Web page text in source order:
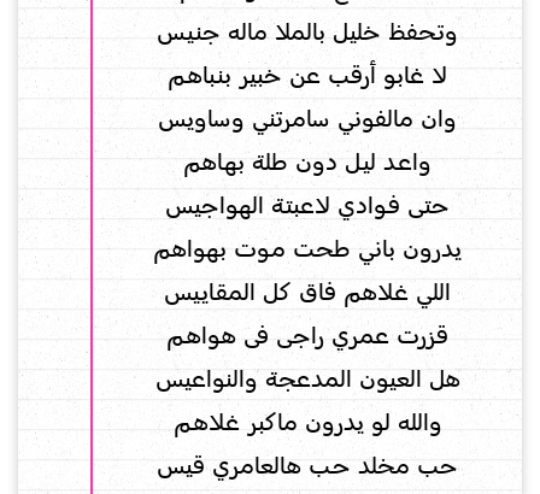
وتـحفظ خليـل بالملا ماله جنـيـس
لا غابو أرقب عن خبير بنـباهـم
وان مالفوني سامرتني وساويس
واعـد ليــل دون طلة بهـاهم
حتى فـوادي لاعبتة الهواجيس
يدرون باني طحت مـوت بهواهم
اللي غـلاهم فاق كـل المقـاييس
قزرت عمري راجى فى هواهـم
هل العيون المدعجة والنواعيس
والله لو يدرون ماكبر غـلاهـم
حب مخلد حـب هالعامري قيس